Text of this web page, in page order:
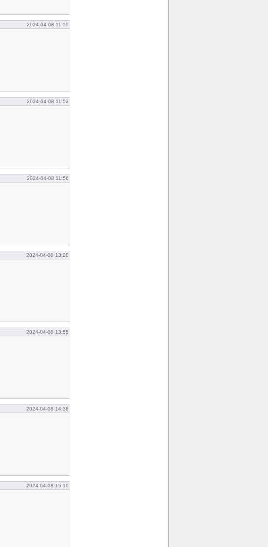
2024-04-08 11:19
2024-04-08 11:52
2024-04-08 11:56
2024-04-08 13:20
2024-04-08 13:55
2024-04-08 14:38
2024-04-08 15:10